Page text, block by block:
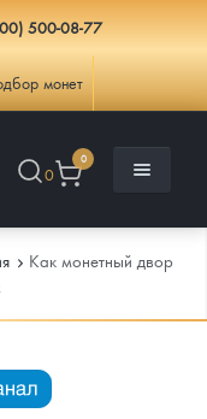
500-08-77
монет
0
0
Как монетный двор